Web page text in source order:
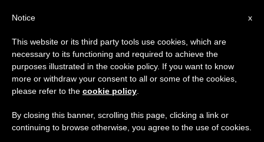
DÍA
Octubre 23rd, 2009
ÚLTIMAS NOTICIAS
×
Aviso importante
Del 27 de julio al 7 de agosto haremos la pausa
anual, aprovechando que en el periodo de verano
se generan menos informaciones y también el
x
Notice
This website or its third party tools use cookies, which are
necessary to its functioning and required to achieve the
purposes illustrated in the cookie policy. If you want to know
more or withdraw your consent to all or some of the cookies,
please refer to the cookie policy
By closing this banner, scrolling this page, clicking a link or
continuing to browse otherwise, you agree to the use of cookies.